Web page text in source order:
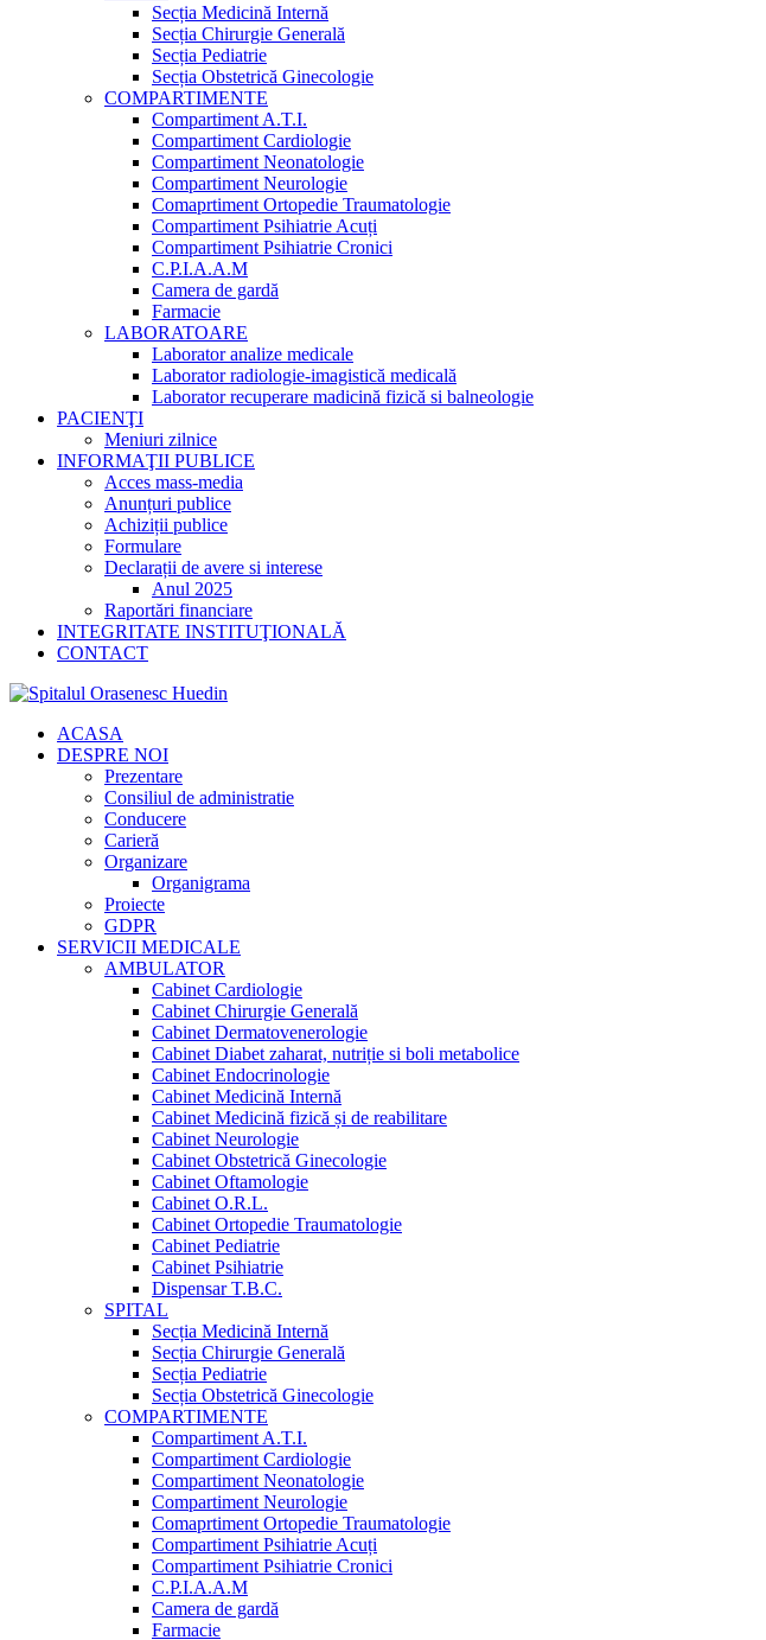
Secția Medicină Internă
Secția Chirurgie Generală
Secția Pediatrie
Secția Obstetrică Ginecologie
COMPARTIMENTE
Compartiment A.T.I.
Compartiment Cardiologie
Compartiment Neonatologie
Compartiment Neurologie
Comaprtiment Ortopedie Traumatologie
Compartiment Psihiatrie Acuți
Compartiment Psihiatrie Cronici
C.P.I.A.A.M
Camera de gardă
Farmacie
LABORATOARE
Laborator analize medicale
Laborator radiologie-imagistică medicală
Laborator recuperare madicină fizică si balneologie
PACIENŢI
Meniuri zilnice
INFORMAŢII PUBLICE
Acces mass-media
Anunțuri publice
Achiziții publice
Formulare
Declarații de avere si interese
Anul 2025
Raportări financiare
INTEGRITATE INSTITUŢIONALĂ
CONTACT
ACASA
DESPRE NOI
Prezentare
Consiliul de administratie
Conducere
Carieră
Organizare
Organigrama
Proiecte
GDPR
SERVICII MEDICALE
AMBULATOR
Cabinet Cardiologie
Cabinet Chirurgie Generală
Cabinet Dermatovenerologie
Cabinet Diabet zaharat, nutriție si boli metabolice
Cabinet Endocrinologie
Cabinet Medicină Internă
Cabinet Medicină fizică și de reabilitare
Cabinet Neurologie
Cabinet Obstetrică Ginecologie
Cabinet Oftamologie
Cabinet O.R.L.
Cabinet Ortopedie Traumatologie
Cabinet Pediatrie
Cabinet Psihiatrie
Dispensar T.B.C.
SPITAL
Secția Medicină Internă
Secția Chirurgie Generală
Secția Pediatrie
Secția Obstetrică Ginecologie
COMPARTIMENTE
Compartiment A.T.I.
Compartiment Cardiologie
Compartiment Neonatologie
Compartiment Neurologie
Comaprtiment Ortopedie Traumatologie
Compartiment Psihiatrie Acuți
Compartiment Psihiatrie Cronici
C.P.I.A.A.M
Camera de gardă
Farmacie